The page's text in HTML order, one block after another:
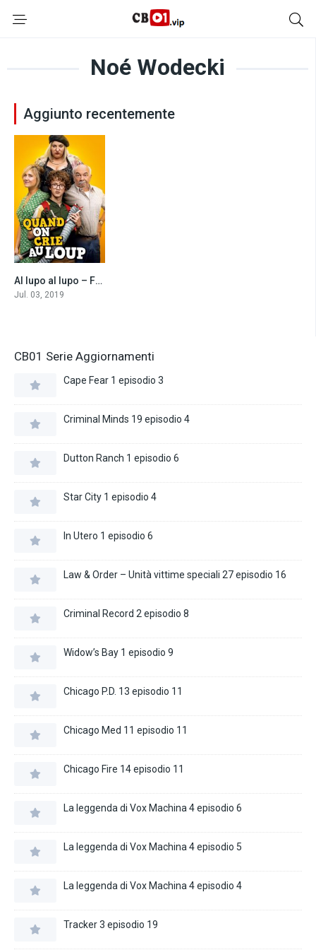
Noé Wodecki
Aggiunto recentemente
3.7Al lupo al lupo – Falso allarme! (2019)
Jul. 03, 2019
CB01 Serie Aggiornamenti
Cape Fear 1 episodio 3
Criminal Minds 19 episodio 4
Dutton Ranch 1 episodio 6
Star City 1 episodio 4
In Utero 1 episodio 6
Law & Order – Unità vittime speciali 27 episodio 16
Criminal Record 2 episodio 8
Widow’s Bay 1 episodio 9
Chicago P.D. 13 episodio 11
Chicago Med 11 episodio 11
Chicago Fire 14 episodio 11
La leggenda di Vox Machina 4 episodio 6
La leggenda di Vox Machina 4 episodio 5
La leggenda di Vox Machina 4 episodio 4
Tracker 3 episodio 19